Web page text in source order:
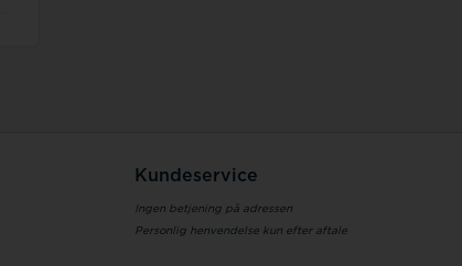
Kundeservice
Ingen betjening på adressen
Personlig henvendelse kun efter aftale